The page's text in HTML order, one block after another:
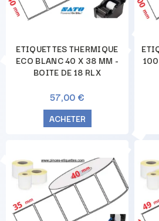
ETIQUETTES THERMIQUE
ECO BLANC 40 X 38 MM -
BOITE DE 18 RLX
57,00 €
ACHETER